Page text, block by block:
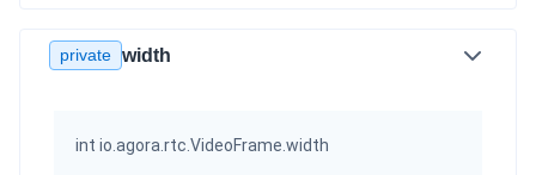
private width
int io.agora.rtc.VideoFrame.width